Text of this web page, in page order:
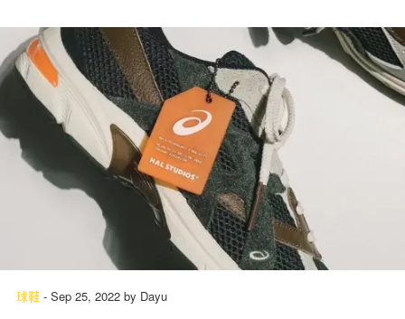
球鞋 - Sep 25, 2022 by Dayu